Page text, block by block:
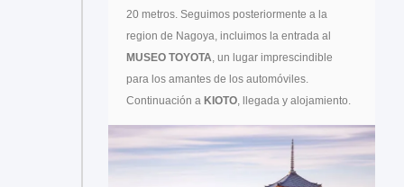
20 metros. Seguimos posteriormente a la
region de Nagoya, incluimos la entrada al
MUSEO TOYOTA , un lugar imprescindible
para los amantes de los automóviles.
Continuación a KIOTO , llegada y alojamiento.